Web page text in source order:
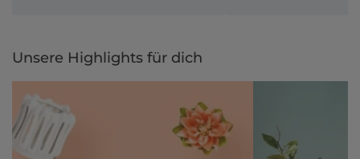
Unsere Highlights für dich